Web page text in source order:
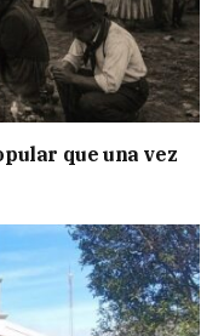
que una vez